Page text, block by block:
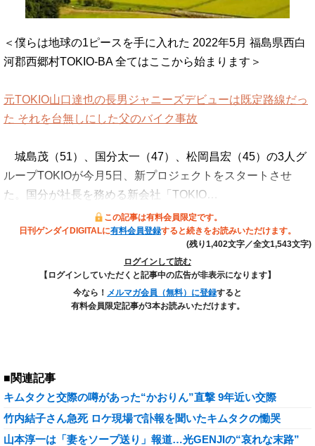
＜僕らは地球の1ピースを手に入れた 2022年5月 福島県西白
河郡西郷村TOKIO-BA 全てはここから始まります＞
元TOKIO山口達也の長男ジャニーズデビューは既定路線だっ
た それを台無しにした父のバイク事故
城島茂（51）、国分太一（47）、松岡昌宏（45）の3人グ
ループTOKIOが今月5日、新プロジェクトをスタートさせ
た。国分が社長を務める新会社「TOKIO…
この記事は有料会員限定です。
日刊ゲンダイDIGITALに有料会員登録すると続きをお読みいただけます。
(残り1,402文字／全文1,543文字)
ログインして読む
【ログインしていただくと記事中の広告が非表示になります】
今なら！ メルマガ会員（無料）に登録すると
有料会員限定記事が3本お読みいただけます。
■関連記事
キムタクと交際の噂があった“かおりん”直撃 9年近い交際
竹内結子さん急死 ロケ現場で訃報を聞いたキムタクの慟哭
山本淳一は「妻をソープ送り」報道…光GENJIの“哀れな末路”